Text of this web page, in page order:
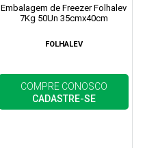
Embalagem de Freezer Folhalev
7Kg 50Un 35cmx40cm
FOLHALEV
COMPRE CONOSCO
CADASTRE-SE